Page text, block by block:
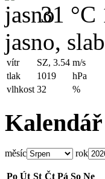
31 °C
jasno,
vítr SZ, 3.54 m/s
tlak
1019
hPa
vlhkost 32 %
Kalendář
měsíc rok
Po Út St Čt Pá So Ne